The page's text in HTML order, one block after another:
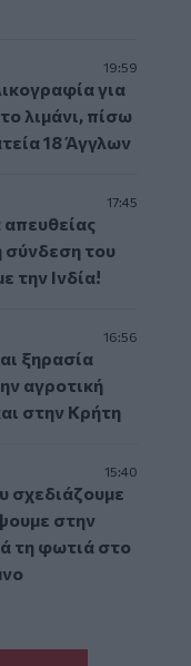
19:59
για
λιμάνι, πίσω
18 Άγγλων
17:45
απευθείας
σύνδεση του
την Ινδία!
16:56
ξηρασία
αγροτική
στην Κρήτη
15:40
σχεδιάζουμε
στην
τη φωτιά στο